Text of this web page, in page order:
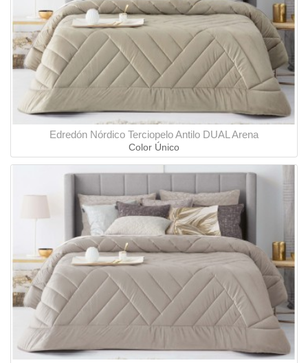
Edredón Nórdico Terciopelo Antilo DUAL Arena
Color Único